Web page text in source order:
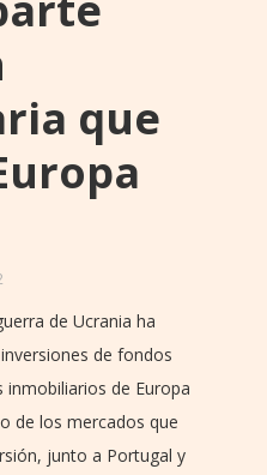
que
de Ucrania ha
de fondos
de Europa
de los mercados que
junto a Portugal y